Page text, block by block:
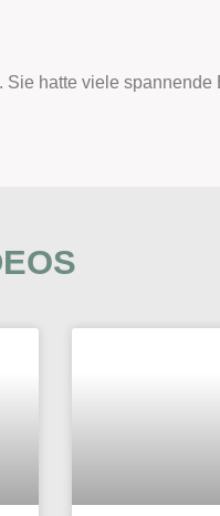
Sie hatte viele spannende